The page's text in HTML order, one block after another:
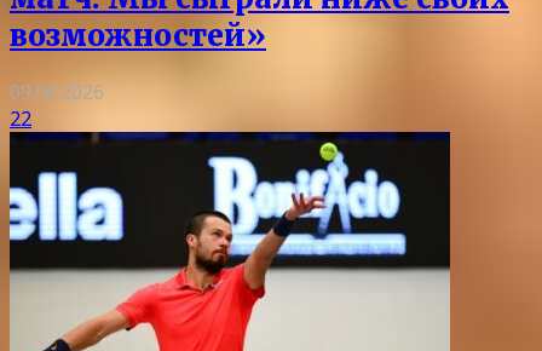
возможностей»
09.08.2026
22